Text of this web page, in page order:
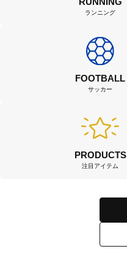
ランニング
FOOTBALL
サッカー
PRODUCTS
注目アイテム